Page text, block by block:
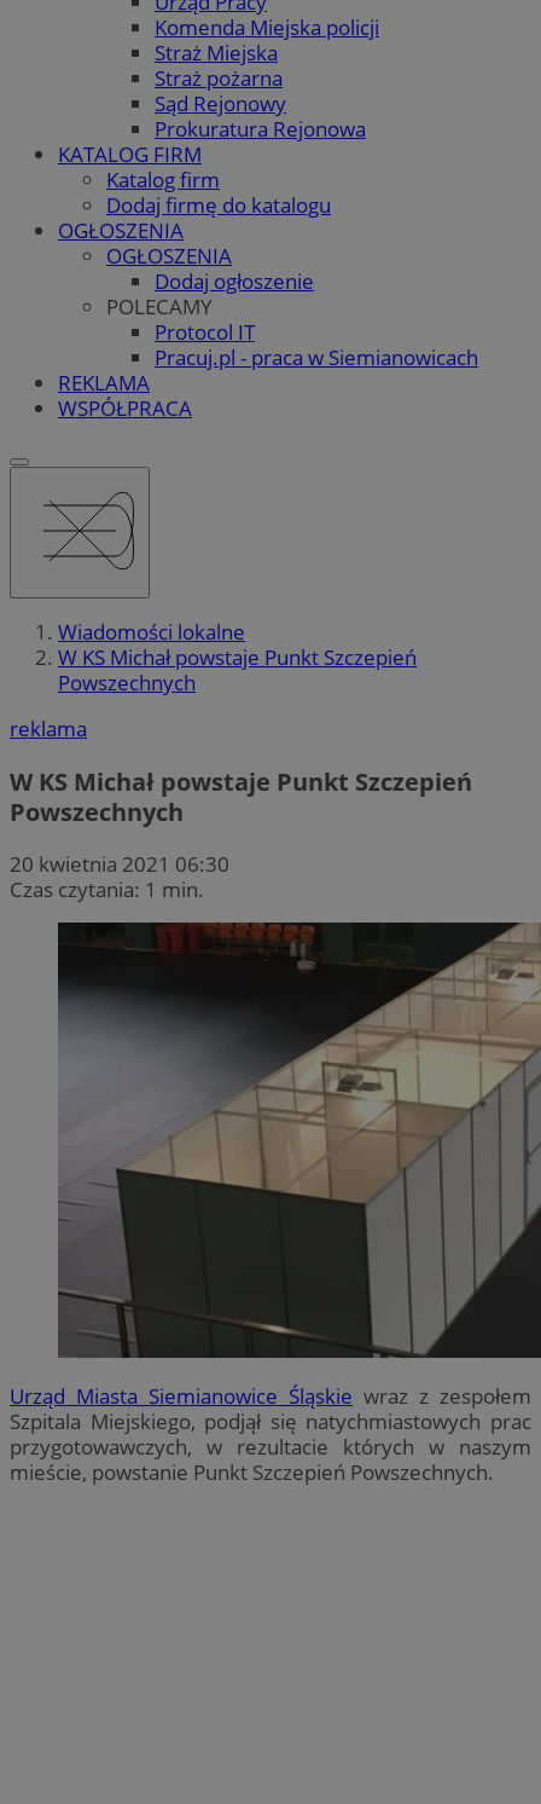
Komenda Miejska policji
Straż Miejska
Straż pożarna
Sąd Rejonowy
Prokuratura Rejonowa
KATALOG FIRM
Katalog firm
Dodaj firmę do katalogu
OGŁOSZENIA
OGŁOSZENIA
Dodaj ogłoszenie
POLECAMY
Protocol IT
Pracuj.pl - praca w Siemianowicach
REKLAMA
WSPÓŁPRACA
Wiadomości lokalne
W KS Michał powstaje Punkt Szczepień
Powszechnych
reklama
W KS Michał powstaje Punkt Szczepień
Powszechnych
20 kwietnia 2021 06:30
Czas czytania: 1 min.
Urząd Miasta Siemianowice Śląskie wraz z zespołem
Szpitala Miejskiego, podjął się natychmiastowych prac
przygotowawczych, w rezultacie których w naszym
mieście, powstanie Punkt Szczepień Powszechnych.